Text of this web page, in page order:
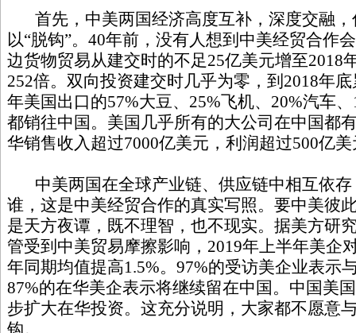
首先，中美两国经济高度互补，深度交融，
以“脱钩”。40年前，没有人想到中美经贸合作
边货物贸易从建交时的不足25亿美元增至2018
252倍。双向投资建交时几乎为零，到2018年
年美国出口的57%大豆、25%飞机、20%汽车
都销往中国。美国几乎所有的大公司在中国都
华销售收入超过7000亿美元，利润超过500亿
中美两国在全球产业链、供应链中相互依存
谁，这是中美经贸合作的真实写照。要中美彼
是天方夜谭，既不理智，也不现实。据美方研
管受到中美贸易摩擦影响，2019年上半年美企
年同期均值提高1.5%。97%的受访美企业表示
87%的在华美企表示将继续留在中国。中国美
步扩大在华投资。这充分说明，大家都不愿意
钩。